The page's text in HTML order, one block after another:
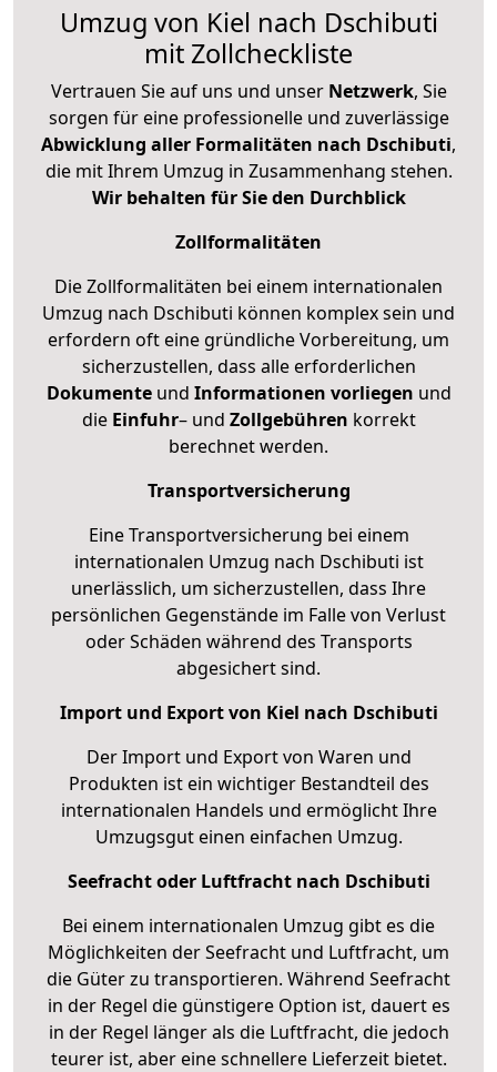
Umzug von Kiel nach Dschibuti
mit Zollcheckliste
Vertrauen Sie auf uns und unser Netzwerk, Sie
sorgen für eine professionelle und zuverlässige
Abwicklung aller Formalitäten nach Dschibuti,
die mit Ihrem Umzug in Zusammenhang stehen.
Wir behalten für Sie den Durchblick
Zollformalitäten
Die Zollformalitäten bei einem internationalen
Umzug nach Dschibuti können komplex sein und
erfordern oft eine gründliche Vorbereitung, um
sicherzustellen, dass alle erforderlichen
Dokumenteund Informationen vorliegen und
die Einfuhr– und Zollgebühren korrekt
berechnet werden.
Transportversicherung
Eine Transportversicherung bei einem
internationalen Umzug nach Dschibuti ist
unerlässlich, um sicherzustellen, dass Ihre
persönlichen Gegenstände im Falle von Verlust
oder Schäden während des Transports
abgesichert sind.
Import und Export von Kiel nach Dschibuti
Der Import und Export von Waren und
Produkten ist ein wichtiger Bestandteil des
internationalen Handels und ermöglicht Ihre
Umzugsgut einen einfachen Umzug.
Seefracht oder Luftfracht nach Dschibuti
Bei einem internationalen Umzug gibt es die
Möglichkeiten der Seefracht und Luftfracht, um
die Güter zu transportieren. Während Seefracht
in der Regel die günstigere Option ist, dauert es
in der Regel länger als die Luftfracht, die jedoch
teurer ist, aber eine schnellere Lieferzeit bietet.